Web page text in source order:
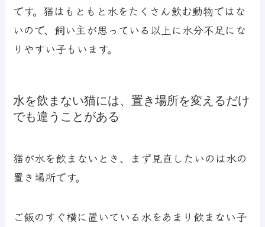
です。猫はもともと水をたくさん飲む動物ではな
いので、飼い主が思っている以上に水分不足にな
りやすい子もいます。
水を飲まない猫には、置き場所を変えるだけ
でも違うことがある
猫が水を飲まないとき、まず見直したいのは水の
置き場所です。
ご飯のすぐ横に置いている水をあまり飲まない子